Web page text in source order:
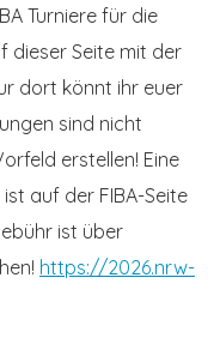
Turniere für die
dieser Seite mit der
dort könnt ihr euer
sind nicht
erstellen! Eine
auf der FIBA-Seite
ist über
https://2026.nrw-